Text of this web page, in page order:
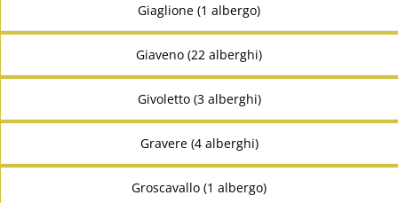
Giaglione (1 albergo)
Giaveno (22 alberghi)
Givoletto (3 alberghi)
Gravere (4 alberghi)
Groscavallo (1 albergo)